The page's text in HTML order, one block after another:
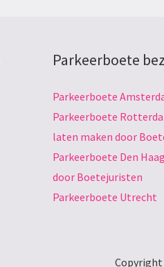
Parkeerboete
Parkeerboete
Parkeerboete
laten maken door
Parkeerboete Den
door Boetejuristen
Parkeerboete Utrecht
Copyright